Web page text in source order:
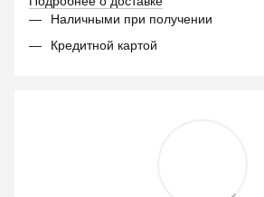
Наличными при получении
Кредитной картой